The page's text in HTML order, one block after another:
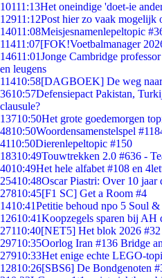
10111:13Het oneindige 'doet-ie
12911:12Post hier zo vaak mogelijk
14011:08Meisjesnamenlepeltopic
11411:07[FOK!Voetbalmanager
14611:01Jonge Cambridge
en leugens
11410:58[DAGBOEK] De weg naar
3610:57Defensiepact Pakistan,
clausule?
13710:50Het grote goedemorgen
4810:50Woordensamenstelspel
4110:50Dierenlepeltopic #150
18310:49Touwtrekken 2.0 #636 -
4010:49Het hele alfabet #108 en
25410:48Oscar Piastri: Over 10
27810:45[F1 SC] Get a Room #4
1410:41Petitie behoud npo 5 Soul &
12610:41Koopzegels sparen bij AH
27110:40[NET5] Het blok 2026
29710:35Oorlog Iran #136 Bridge
27910:33Het enige echte LEGO-
12810:26[SBS6] De Bondgenoten